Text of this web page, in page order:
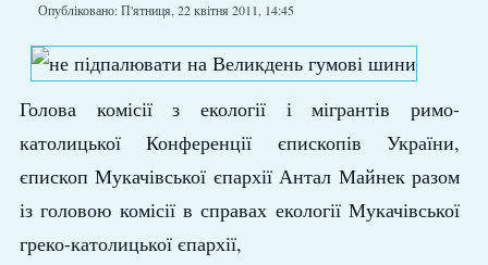
Опубліковано: П'ятниця, 22 квітня 2011, 14:45
Голова комісії з екології і мігрантів римо-
католицької Конференції єпископів України,
єпископ Мукачівської єпархії Антал Майнек разом
із головою комісії в справах екології Мукачівської
греко-католицької єпархії,